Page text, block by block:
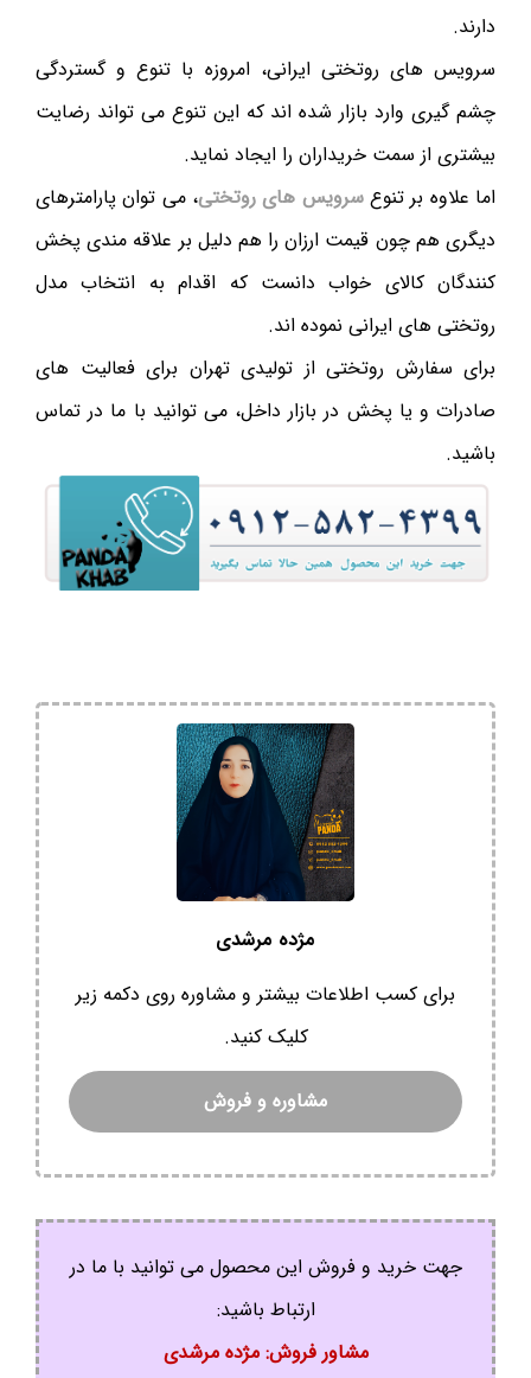
دارند.
سرویس های روتختی ایرانی، امروزه با تنوع و گستردگی
چشم گیری وارد بازار شده اند که این تنوع می تواند رضایت
بیشتری از سمت خریداران را ایجاد نماید.
اما علاوه بر تنوعسرویس های روتختی، می توان پارامترهای
دیگری هم چون قیمت ارزان را هم دلیل بر علاقه مندی پخش
کنندگان کالای خواب دانست که اقدام به انتخاب مدل
روتختی های ایرانی نموده اند.
برای سفارش روتختی از تولیدی تهران برای فعالیت های
صادرات و یا پخش در بازار داخل، می توانید با ما در تماس
باشید.
مژده مرشدی
برای کسب اطلاعات بیشتر و مشاوره روی دکمه زیر
کلیک کنید.
مشاوره و فروش
جهت خرید و فروش این محصول می توانید با ما در
ارتباط باشید:
مشاور فروش: مژده مرشدی